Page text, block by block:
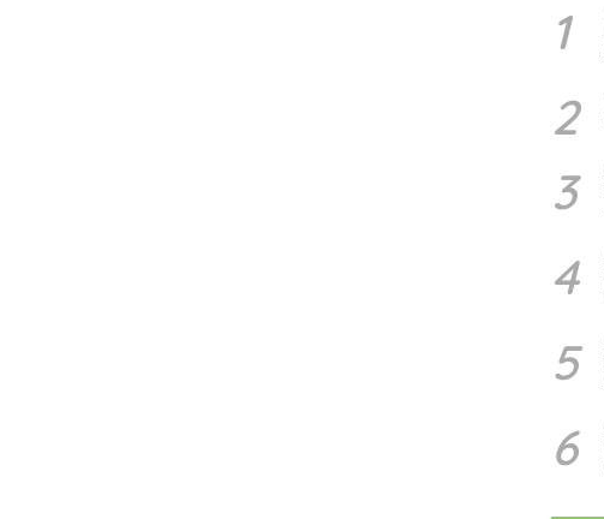
1
2
3
4
5
6